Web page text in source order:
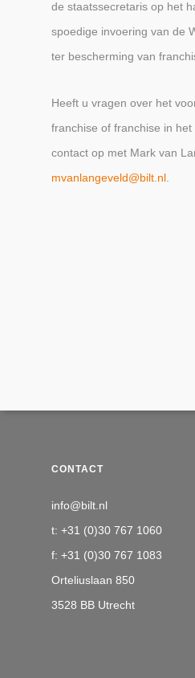
de staatssecretaris op het
spoedige invoering van de
ter bescherming van
Heeft u vragen over het
franchise of franchise in
contact op met Mark van
mvanlangeveld@bilt.nl
CONTACT
info@bilt.nl
t: +31 (0)30 767 1060
f: +31 (0)30 767 1083
Orteliuslaan 850
3528 BB Utrecht